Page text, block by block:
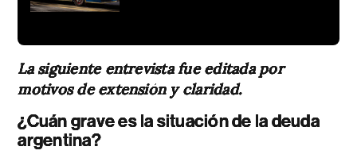
La siguiente entrevista fue editada por
motivos de extensión y claridad.
¿Cuán grave es la situación de la deuda
argentina?